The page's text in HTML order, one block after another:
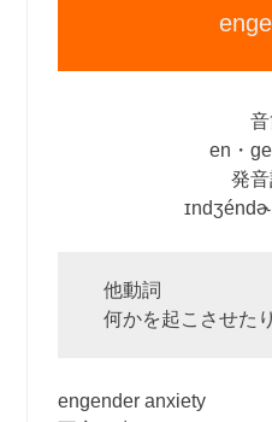
en・
発
他動詞
何かを起こさせた
engender anxiety